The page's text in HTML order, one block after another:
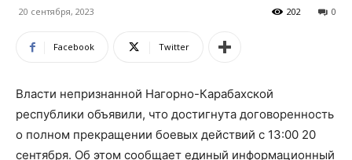
20 сентября, 2023 0
202
Facebook Twitter
Власти непризнанной Нагорно-Карабахской
республики объявили, что достигнута договоренность
о полном прекращении боевых действий с 13:00 20
сентября. Об этом сообщает единый информационный